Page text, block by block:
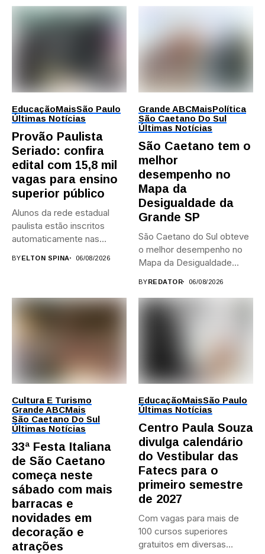
EducaçãoMaisSão Paulo
Últimas Notícias
Provão Paulista
Seriado: confira
edital com 15,8 mil
vagas para ensino
superior público
Alunos da rede estadual
paulista estão inscritos
automaticamente nas
BYELTON SPINA 06/08/2026
Grande ABCMaisPolítica
São Caetano Do Sul
Últimas Notícias
São Caetano tem o
melhor
desempenho no
Mapa da
Desigualdade da
Grande SP
São Caetano do Sul obteve
o melhor desempenho no
Mapa da Desigualdade...
BYREDATOR 06/08/2026
Cultura E Turismo
Grande ABCMais
São Caetano Do Sul
Últimas Notícias
33ª Festa Italiana
de São Caetano
começa neste
sábado com mais
barracas e
novidades em
decoração e
atrações
EducaçãoMaisSão Paulo
Últimas Notícias
Centro Paula Souza
divulga calendário
do Vestibular das
Fatecs para o
primeiro semestre
de 2027
Com vagas para mais de
100 cursos superiores
gratuitos em diversas